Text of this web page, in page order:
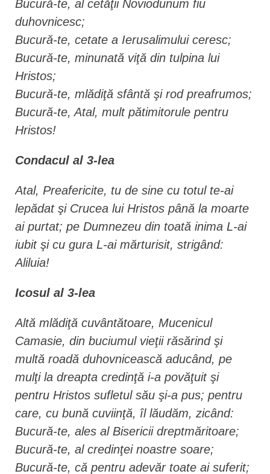
Bucură-te, al cetăţii Noviodunum fiu
duhovnicesc;
Bucură-te, cetate a Ierusalimului ceresc;
Bucură-te, minunată viţă din tulpina lui
Hristos;
Bucură-te, mlădiţă sfântă şi rod preafrumos;
Bucură-te, Atal, mult pătimitorule pentru
Hristos!
Condacul al 3-lea
Atal, Preafericite, tu de sine cu totul te-ai
lepădat şi Crucea lui Hristos până la moarte
ai purtat; pe Dumnezeu din toată inima L-ai
iubit şi cu gura L-ai mărturisit, strigând:
Aliluia!
Icosul al 3-lea
Altă mlădiţă cuvântătoare, Mucenicul
Camasie, din buciumul vieţii răsărind şi
multă roadă duhovnicească aducând, pe
mulţi la dreapta credinţă i-a povăţuit şi
pentru Hristos sufletul său şi-a pus; pentru
care, cu bună cuviinţă, îl lăudăm, zicând:
Bucură-te, ales al Bisericii dreptmăritoare;
Bucură-te, al credinţei noastre soare;
Bucură-te, că pentru adevăr toate ai suferit;